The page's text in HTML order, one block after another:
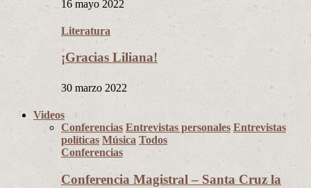
16 mayo 2022
Literatura
¡Gracias Liliana!
30 marzo 2022
Videos
Conferencias Entrevistas personales Entrevistas
políticas Música Todos
Conferencias
Conferencia Magistral – Santa Cruz la